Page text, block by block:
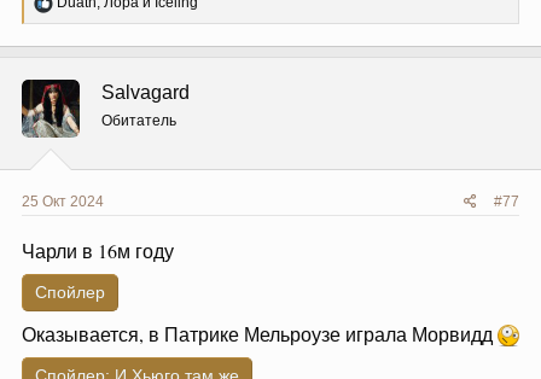
изинсты Морвид
Красивая разница в росте (с Морвид, не с лошадью).
ц
и
и
:
Salvagard
Обитатель
25 Окт 2024 #77
Чарли в 16м году
Спойлер
Оказывается, в Патрике Мельроузе играла Морвидд
Спойлер: И Хьюго там же